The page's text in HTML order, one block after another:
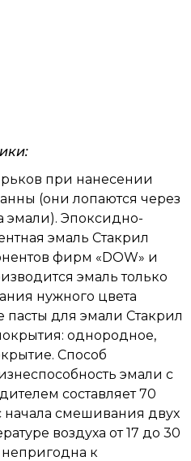
при нанесении
(они лопаются через
эмали). Эпоксидно-
эмаль Стакрил
фирм «DOW» и
эмаль только
нужного цвета
пасты для эмали Стакрил
однородное,
Способ
эмали с
составляет 70
начала смешивания двух
воздуха от 17 до 30
непригодна к